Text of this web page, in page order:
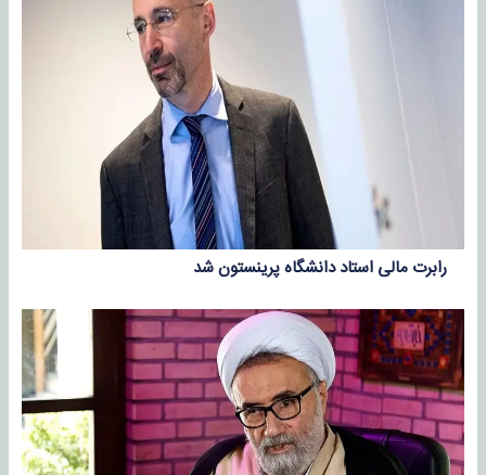
رابرت مالی استاد دانشگاه پرینستون شد